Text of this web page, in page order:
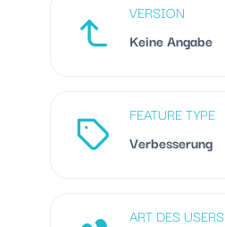
VERSION
Keine Angabe
FEATURE TYPE
Verbesserung
ART DES USERS